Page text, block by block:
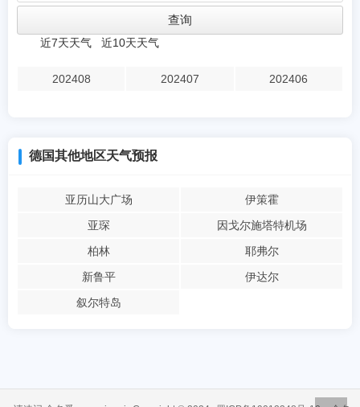
近7天天气 近10天天气
202408 202407 202406
德国其他地区天气预报
亚历山大广场
伊策霍
亚琛
因戈尔施塔特机场
柏林
耶弗尔
新鲁平
伊达尔
叙尔特岛